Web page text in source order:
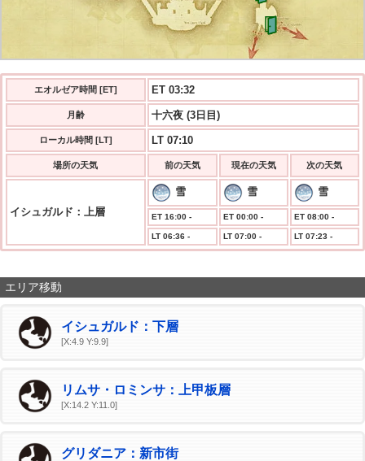
エオルゼア時間 [ET] ET 03:32
月齢 十六夜 (3日目)
ローカル時間 [LT] LT 07:10
場所の天気 前の天気 現在の天気 次の天気
イシュガルド：上層
雪 雪 雪
ET 16:00 - ET 00:00 - ET 08:00 -
LT 06:36 - LT 07:00 - LT 07:23 -
エリア移動
イシュガルド：下層
[X:4.9 Y:9.9]
リムサ・ロミンサ：上甲板層
[X:14.2 Y:11.0]
グリダニア：新市街